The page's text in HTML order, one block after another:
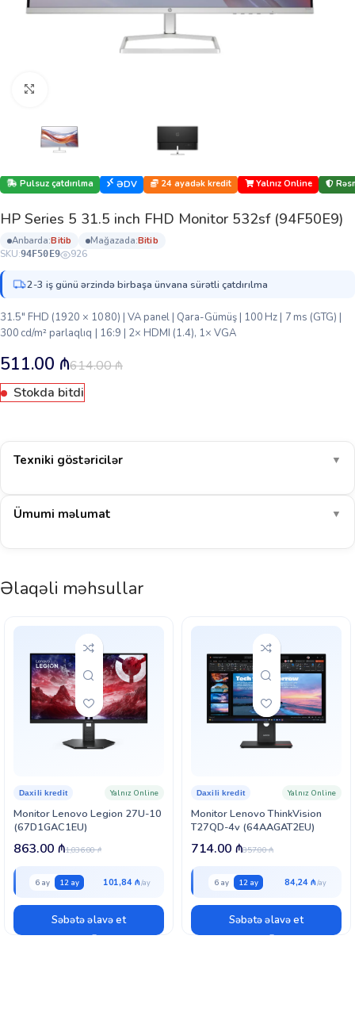
Pulsuz çatdırılma ƏDV 24 ayadək kredit Yalnız Online
HP Series 5 31.5 inch FHD Monitor 532sf (94F50E9)
anbarda: bi̇ti̇b mağazada: bi̇ti̇b
SKU:94F50E9 926
2-3 iş günü ərzində birbaşa ünvana sürətli çatdırılma
31.5″ FHD (1920 × 1080) | VA panel | Qara-Gümüş | 100 Hz | 7 ms (GTG) |
300 cd/m² parlaqlıq | 16:9 | 2× HDMI (1.4), 1× VGA
614.00₼
511.00 ₼
Stokda bitdi
Texniki göstəricilər ▼
Ümumi məlumat ▼
Əlaqəli məhsullar
Monitor Lenovo Legion 27U-10
(67D1GAC1EU)
Daxili kredit Yalnız Online
1,036.00₼
863.00 ₼
6 ay 12 ay 101,84 ₼
Səbətə əlavə et
Monitor Lenovo ThinkVision
T27QD-4v (64AAGAT2EU)
Daxili kredit Yalnız Online
857.00₼
714.00 ₼
6 ay 12 ay 84,24 ₼
Səbətə əlavə et